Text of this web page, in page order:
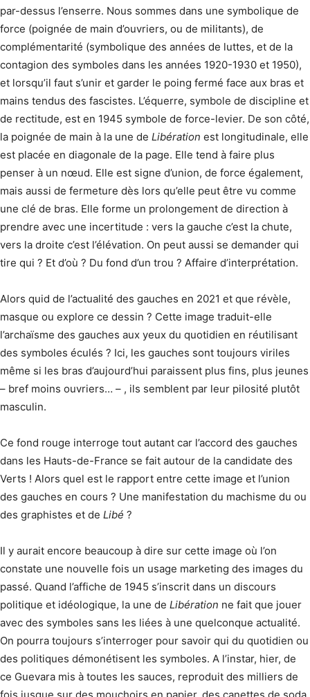
par-dessus l’enserre. Nous sommes dans une symbolique de
force (poignée de main d’ouvriers, ou de militants), de
complémentarité (symbolique des années de luttes, et de la
contagion des symboles dans les années 1920-1930 et 1950),
et lorsqu’il faut s’unir et garder le poing fermé face aux bras et
mains tendus des fascistes. L’équerre, symbole de discipline et
de rectitude, est en 1945 symbole de force-levier. De son côté,
la poignée de main à la une de Libération est longitudinale, elle
est placée en diagonale de la page. Elle tend à faire plus
penser à un nœud. Elle est signe d’union, de force également,
mais aussi de fermeture dès lors qu’elle peut être vu comme
une clé de bras. Elle forme un prolongement de direction à
prendre avec une incertitude : vers la gauche c’est la chute,
vers la droite c’est l’élévation. On peut aussi se demander qui
tire qui ? Et d’où ? Du fond d’un trou ? Affaire d’interprétation.
Alors quid de l’actualité des gauches en 2021 et que révèle,
masque ou explore ce dessin ? Cette image traduit-elle
l’archaïsme des gauches aux yeux du quotidien en réutilisant
des symboles éculés ? Ici, les gauches sont toujours viriles
même si les bras d’aujourd’hui paraissent plus fins, plus jeunes
– bref moins ouvriers… – , ils semblent par leur pilosité plutôt
masculin.
Ce fond rouge interroge tout autant car l’accord des gauches
dans les Hauts-de-France se fait autour de la candidate des
Verts ! Alors quel est le rapport entre cette image et l’union
des gauches en cours ? Une manifestation du machisme du ou
des graphistes et de Libé ?
Il y aurait encore beaucoup à dire sur cette image où l’on
constate une nouvelle fois un usage marketing des images du
passé. Quand l’affiche de 1945 s’inscrit dans un discours
politique et idéologique, la une de Libération ne fait que jouer
avec des symboles sans les liées à une quelconque actualité.
On pourra toujours s’interroger pour savoir qui du quotidien ou
des politiques démonétisent les symboles. A l’instar, hier, de
ce Guevara mis à toutes les sauces, reproduit des milliers de